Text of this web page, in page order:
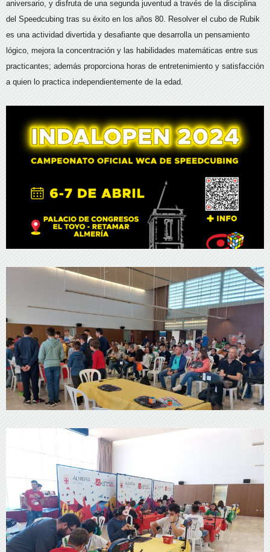
aniversario, y disfruta de una segunda juventud a través de la disciplina
del Speedcubing tras su éxito en los años 80. Resolver el cubo de Rubik
es una actividad divertida y desafiante que desarrolla un pensamiento
lógico, mejora la concentración y las habilidades matemáticas entre sus
practicantes; además proporciona horas de entretenimiento y satisfacción
a quien lo practica independientemente de la edad.